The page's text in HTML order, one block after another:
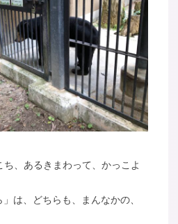
ち、あるきまわって、かっこよ
」は、どちらも、まんなかの、